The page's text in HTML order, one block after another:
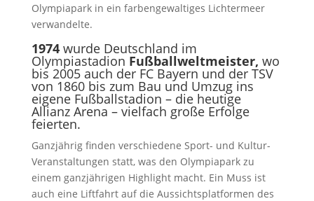
Olympiapark in ein farbengewaltiges Lichtermeer
verwandelte.
1974wurde Deutschland im
Olympiastadion Fußballweltmeister, wo
bis 2005 auch der FC Bayern und der TSV
von 1860 bis zum Bau und Umzug ins
eigene Fußballstadion – die heutige
Allianz Arena – vielfach große Erfolge
feierten.
Ganzjährig finden verschiedene Sport- und Kultur-
Veranstaltungen statt, was den Olympiapark zu
einem ganzjährigen Highlight macht. Ein Muss ist
auch eine Liftfahrt auf die Aussichtsplatformen des